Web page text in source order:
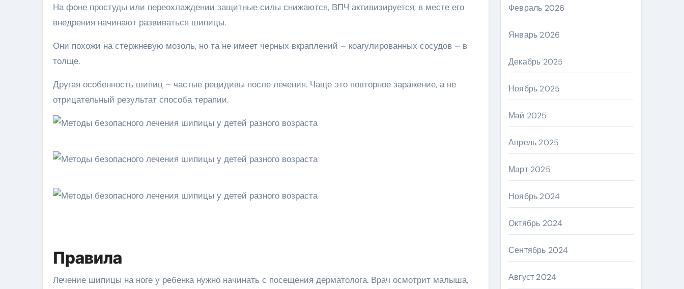
На фоне простуды или переохлаждении защитные силы снижаются, ВПЧ активизируется, в месте его
внедрения начинают развиваться шипицы.
Они похожи на стержневую мозоль, но та не имеет черных вкраплений – коагулированных сосудов – в
толще.
Другая особенность шипиц – частые рецидивы после лечения. Чаще это повторное заражение, а не
отрицательный результат способа терапии.
Правила
Лечение шипицы на ноге у ребенка нужно начинать с посещения дерматолога. Врач осмотрит малыша,
Февраль 2026
Январь 2026
Декабрь 2025
Ноябрь 2025
Май 2025
Апрель 2025
Март 2025
Ноябрь 2024
Октябрь 2024
Сентябрь 2024
Август 2024